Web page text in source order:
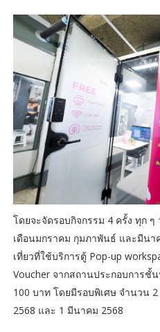
โดยจะจัดรอบกิจกรรม 4 ครั้ง ทุก
เดือนมกราคม กุมภาพันธ์ และมีนา
เที่ยวที่ใช้บริการตู้ Pop-up
Voucher จากสถานประกอบการชั้
100 บาท โดยมีรอบพิเศษ จำนวน
2568 และ 1 มีนาคม 2568